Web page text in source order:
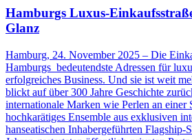
Hamburgs Luxus-
Glanz
Hamburg, 24. November 2025 – Die
Hamburgs bedeutendste Adressen für
erfolgreiches Business. Und sie ist weit
blickt auf über 300 Jahre Geschichte
internationale Marken wie Perlen an einer
hochkarätiges Ensemble aus exklusiven
hanseatischen Inhabergeführten Flagship-